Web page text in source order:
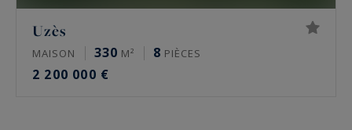
Uzès
MAISON 330 M² 8 PIÈCES
2 200 000 €